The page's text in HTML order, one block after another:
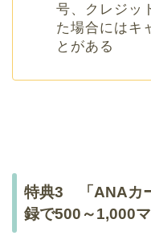
号、クレジッ
た場合にはキ
とがある
特典3 「ANAカ
録で500～1,000